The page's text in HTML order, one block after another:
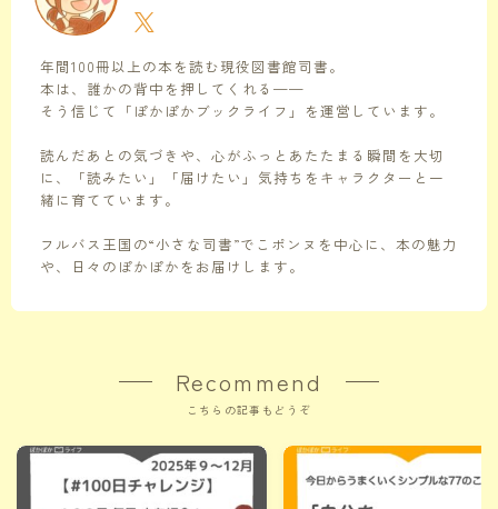
年間100冊以上の本を読む現役図書館司書。
本は、誰かの背中を押してくれる——
そう信じて「ぽかぽかブックライフ」を運営しています。
読んだあとの気づきや、心がふっとあたたまる瞬間を大切
に、「読みたい」「届けたい」気持ちをキャラクターと一
緒に育てています。
フルバス王国の“小さな司書”でこポンヌを中心に、本の魅力
や、日々のぽかぽかをお届けします。
Recommend
こちらの記事もどうぞ